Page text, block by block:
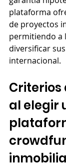
plataforma
de proyectos
permitiendo a
diversificar
internacional.
Criterios
al elegir